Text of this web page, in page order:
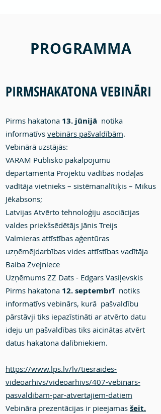
PROGRAMMA
PIRMSHAKATONA VEBINĀRI
Pirms hakatona 13. jūnijā notika
informatīvs vebinārs pašvaldībām.
Vebinārā uzstājās:
VARAM Publisko pakalpojumu
departamenta Projektu vadības nodaļas
vadītāja vietnieks – sistēmanalītiķis – Mikus
Jēkabsons;
Latvijas Atvērto tehnoloģiju asociācijas
valdes priekšsēdētājs Jānis Treijs
Valmieras attīstības aģentūras
uzņēmējdarbības vides attīstības vadītāja
Baiba Zvejniece
Uzņēmums ZZ Dats - Edgars Vasiļevskis
Pirms hakatona 12. septembrī notiks
informatīvs vebinārs, kurā pašvaldību
pārstāvji tiks iepazīstināti ar atvērto datu
ideju un pašvaldības tiks aicinātas atvērt
datus hakatona dalībniekiem.
https://www.lps.lv/lv/tiesraides-
videoarhivs/videoarhivs/407-vebinars-
pasvaldibam-par-atvertajiem-datiem
Vebināra prezentācijas ir pieejamas šeit.